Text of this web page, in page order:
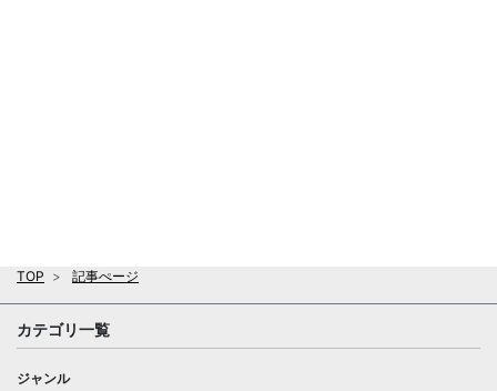
TOP 記事ぺージ
カテゴリ一覧
ジャンル